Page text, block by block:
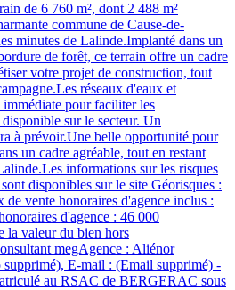
de 6 760 m², dont 2 488 m²
commune de Cause-de-
minutes de Lalinde.Implanté dans un
de forêt, ce terrain offre un cadre
votre projet de construction, tout
réseaux d'eaux et
pour faciliter les
sur le secteur. Un
à prévoir.Une belle opportunité pour
un cadre agréable, tout en restant
informations sur les risques
disponibles sur le site Géorisques :
vente honoraires d'agence inclus :
d'agence : 46 000
la valeur du bien hors
megAgence : Aliénor
E-mail : (Email supprimé) -
au RSAC de BERGERAC sous